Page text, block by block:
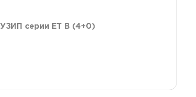
УЗИП серии ET B (4+0)